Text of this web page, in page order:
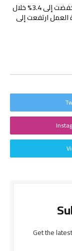
مصر .. البطالة بين الذكور انخفضت إلى 3.4% خلال
من 2026 و قوة العمل ارتفعت إلى
Get the